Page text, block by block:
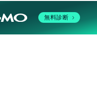
無料診断